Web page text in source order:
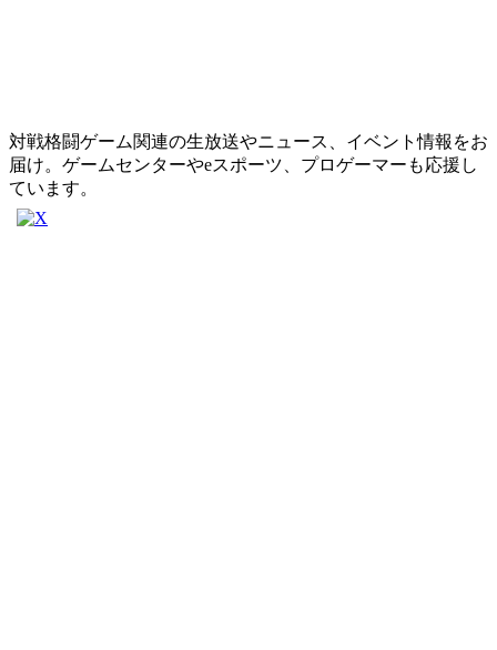
対戦格闘ゲーム関連の生放送やニュース、イベント情報をお
届け。ゲームセンターやeスポーツ、プロゲーマーも応援し
ています。